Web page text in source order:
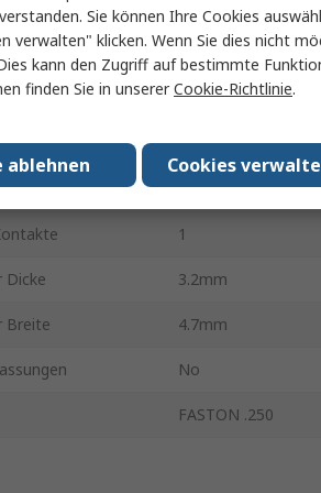
3.5 mm
Kunststoff
27mm
Natur
1
Dicke 3.2mm
Breite 4.7mm
No
FASTON .250
Sie können Ihre Cookies
verwalten" klicken. Wenn Sie dies nicht
kann den Zugriff auf bestimmte
finden Sie in unsererCookie-Richtlinie.
Cookies
ablehnen